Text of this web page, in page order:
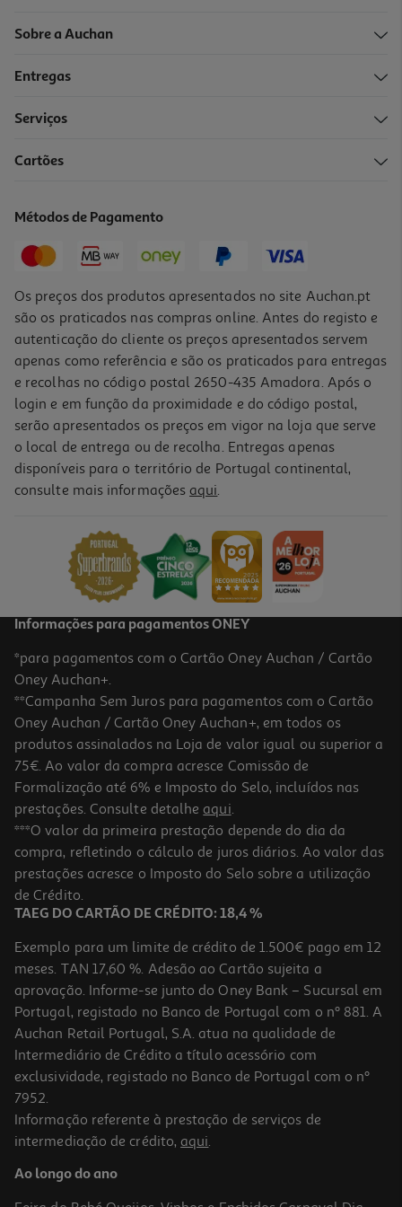
-69%
Pioneses Auchan Cores Sortidas 50 Unidades
Price reduced from
5.0
Elásticos Auchan 70g Cores Sortidas
1.79 €/un
1,79 €
Imans Auchan 25mm 6 Unidades Sortido
1.18 €/un
Sobre a Auchan
Entregas
Serviços
Cartões
Métodos de Pagamento
Os preços dos produtos apresentados no site Auchan.pt
são os praticados nas compras online. Antes do registo e
autenticação do cliente os preços apresentados servem
apenas como referência e são os praticados para entregas
e recolhas no código postal 2650-435 Amadora. Após o
login e em função da proximidade e do código postal,
serão apresentados os preços em vigor na loja que serve
o local de entrega ou de recolha. Entregas apenas
disponíveis para o território de Portugal continental,
consulte mais informações aqui.
Informações para pagamentos ONEY
*para pagamentos com o Cartão Oney Auchan / Cartão
Oney Auchan+.
**Campanha Sem Juros para pagamentos com o Cartão
Oney Auchan / Cartão Oney Auchan+, em todos os
produtos assinalados na Loja de valor igual ou superior a
75€. Ao valor da compra acresce Comissão de
Formalização até 6% e Imposto do Selo, incluídos nas
prestações. Consulte detalhe aqui.
***O valor da primeira prestação depende do dia da
compra, refletindo o cálculo de juros diários. Ao valor das
prestações acresce o Imposto do Selo sobre a utilização
de Crédito.
TAEG DO CARTÃO DE CRÉDITO: 18,4 %
Exemplo para um limite de crédito de 1.500€ pago em 12
meses. TAN 17,60 %. Adesão ao Cartão sujeita a
aprovação. Informe-se junto do Oney Bank – Sucursal em
Portugal, registado no Banco de Portugal com o nº 881. A
Auchan Retail Portugal, S.A. atua na qualidade de
Intermediário de Crédito a título acessório com
exclusividade, registado no Banco de Portugal com o nº
7952.
Informação referente à prestação de serviços de
intermediação de crédito, aqui.
Ao longo do ano